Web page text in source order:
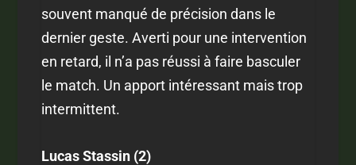
souvent manqué de précision dans le
dernier geste. Averti pour une intervention
en retard, il n’a pas réussi à faire basculer
le match. Un apport intéressant mais trop
intermittent.
Lucas Stassin (2)